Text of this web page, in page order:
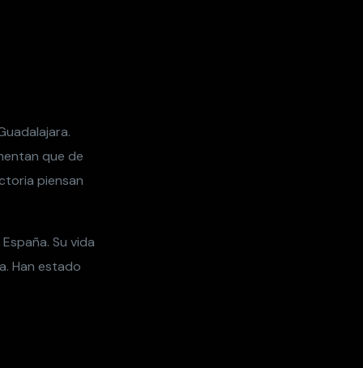
que de
piensan
Su vida
Han estado